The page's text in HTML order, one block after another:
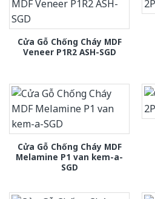
Cửa Gỗ Chống Cháy MDF
Veneer P1R2 ASH-SGD
Cửa Gỗ Chống Cháy MDF
Melamine P1 van kem-a-
SGD